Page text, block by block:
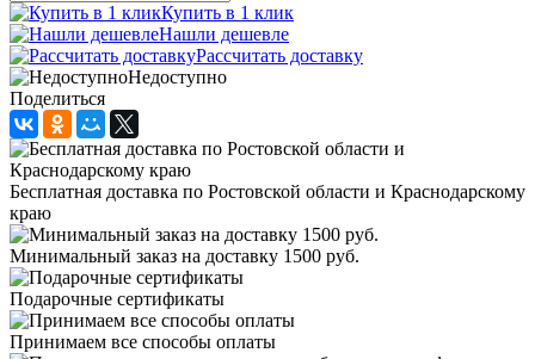
Купить в 1 клик
Нашли дешевле
Рассчитать доставку
Недоступно
Поделиться
Бесплатная доставка по Ростовской области и Краснодарскому
краю
Минимальный заказ на доставку 1500 руб.
Подарочные сертификаты
Принимаем все способы оплаты